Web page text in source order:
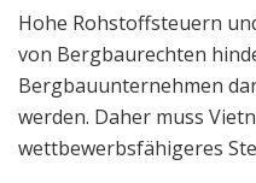
Hohe Rohstoffsteuern
von Bergbaurechten
Bergbauunternehmen
werden. Daher muss
wettbewerbsfähigeres